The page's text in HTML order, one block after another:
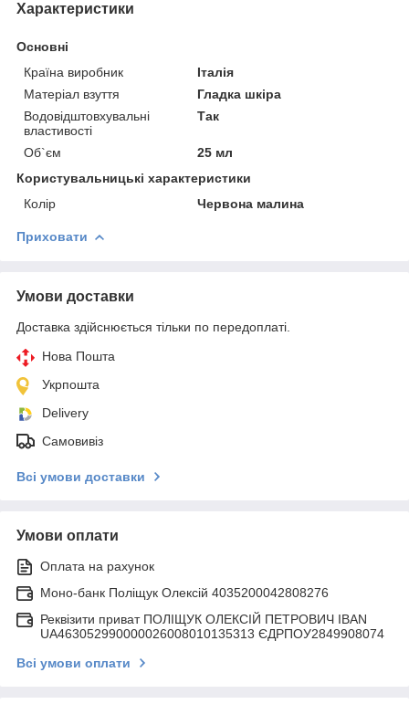
Характеристики
Основні
Країна виробник
Італія
Матеріал взуття
Гладка шкіра
Водовідштовхувальні
властивості
Так
Об`єм
25 мл
Користувальницькі характеристики
Колір
Червона малина
Приховати
Умови доставки
Доставка здійснюється тільки по передоплаті.
Нова Пошта
Укрпошта
Delivery
Самовивіз
Всі умови доставки
Умови оплати
Оплата на рахунок
Моно-банк Поліщук Олексій 4035200042808276
Реквізити приват ПОЛІЩУК ОЛЕКСІЙ ПЕТРОВИЧ IBAN
UA463052990000026008010135313 ЄДРПОУ2849908074
Всі умови оплати